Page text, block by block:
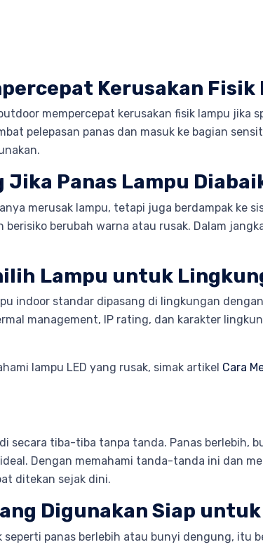
Kerusakan Fisik
mempercepat kerusakan fisik lampu jika
pelepasan panas dan masuk ke bagian
Jika Panas Lampu
merusak lampu, tetapi juga berdampak ke
berisiko berubah warna atau rusak. Dalam
Lampu untuk
indoor standar dipasang di lingkungan
management, IP rating, dan karakter
lampu LED yang rusak, simak artikel Cara
secara tiba-tiba tanpa tanda. Panas berlebih,
Dengan memahami tanda-tanda ini dan
ditekan sejak dini.
Digunakan Siap
panas berlebih atau bunyi dengung, itu